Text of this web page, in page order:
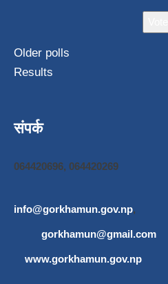
Older polls
Results
संपर्क
064420696, 064420269
info@gorkhamun.gov.np,
gorkhamun@gmail.com
www.gorkhamun.gov.np